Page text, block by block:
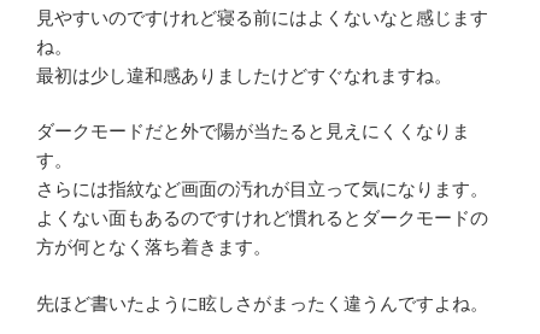
見やすいのですけれど寝る前にはよくないなと感じます
ね。
最初は少し違和感ありましたけどすぐなれますね。
ダークモードだと外で陽が当たると見えにくくなりま
す。
さらには指紋など画面の汚れが目立って気になります。
よくない面もあるのですけれど慣れるとダークモードの
方が何となく落ち着きます。
先ほど書いたように眩しさがまったく違うんですよね。